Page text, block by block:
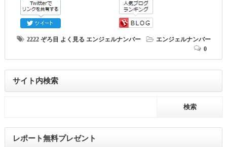
2222 ぞろ目 よく見る エンジェルナンバー
エンジェルナンバー
0
サイト内検索
レポート無料プレゼント